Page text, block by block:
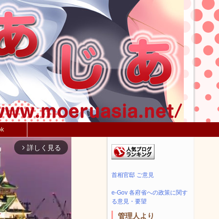
arrow_forward_ios 詳しく見る
首相官邸 ご意見
e-Gov 各府省への政策に関す
る意見・要望
管理人より